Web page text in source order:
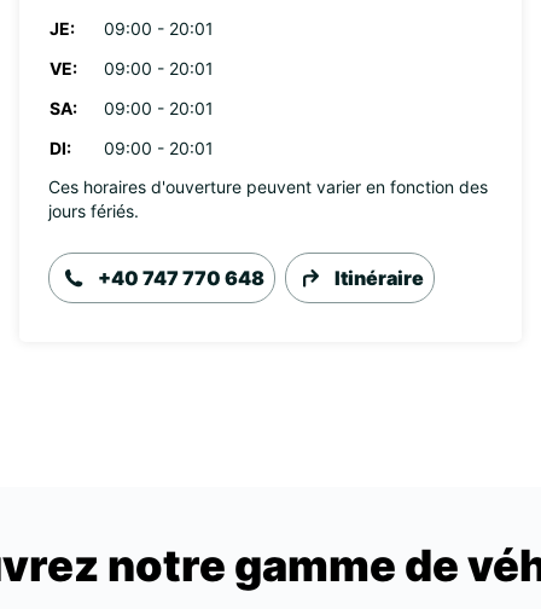
JE:
09:00 - 20:01
VE:
09:00 - 20:01
SA:
09:00 - 20:01
DI:
09:00 - 20:01
Ces horaires d'ouverture peuvent varier en fonction des
jours fériés.
+40 747 770 648 Itinéraire
notre gamme de